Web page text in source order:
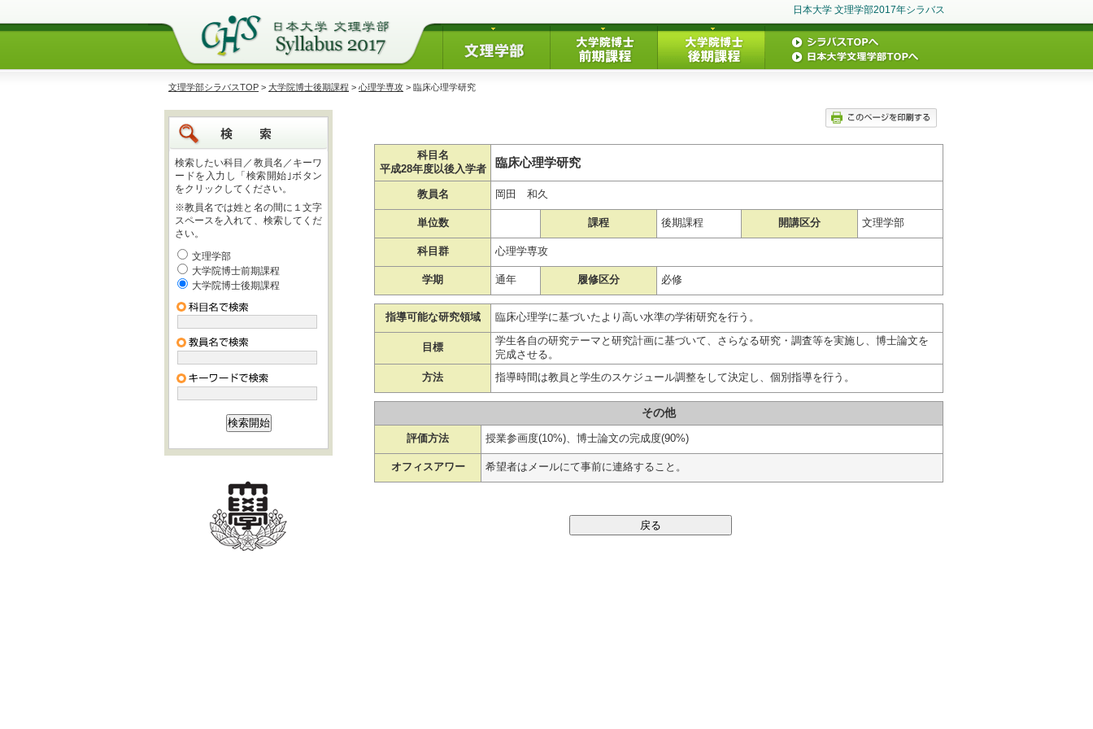
日本大学 文理学部2017年シラバス
文理学部シラバスTOP > 大学院博士後期課程 > 心理学専攻 > 臨床心理学研究
検索したい科目／教員名／キーワ
ードを入力し「検索開始｣ボタン
をクリックしてください。
※教員名では姓と名の間に１文字
スペースを入れて、検索してくだ
さい。
文理学部
大学院博士前期課程
大学院博士後期課程
科目名
平成28年度以後入学者
臨床心理学研究
教員名 岡田 和久
単位数 課程 後期課程 開講区分 文理学部
科目群 心理学専攻
学期 通年 履修区分 必修
指導可能な研究領域 臨床心理学に基づいたより高い水準の学術研究を行う。
目標
学生各自の研究テーマと研究計画に基づいて、さらなる研究・調査等を実施し、博士論文を
完成させる。
方法
指導時間は教員と学生のスケジュール調整をして決定し、個別指導を行う。
その他
評価方法 授業参画度(10%)、博士論文の完成度(90%)
オフィスアワー 希望者はメールにて事前に連絡すること。